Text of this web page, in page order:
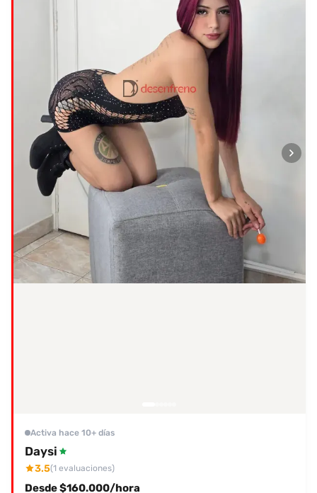
Activa hace 10+ días
Daysi
3.5(1 evaluaciones)
Desde $160.000/hora